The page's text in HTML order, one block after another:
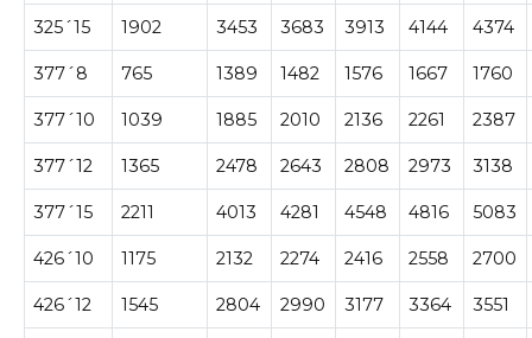
325´15 1902 3453 3683 3913 4144 4374
377´8 765 1389 1482 1576 1667 1760
377´10 1039 1885 2010 2136 2261 2387
377´12 1365 2478 2643 2808 2973 3138
377´15 2211 4013 4281 4548 4816 5083
426´10 1175 2132 2274 2416 2558 2700
426´12 1545 2804 2990 3177 3364 3551